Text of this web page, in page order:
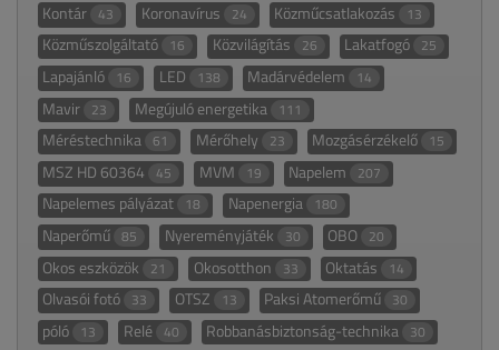
Kontár 43 Koronavírus 24 Közműcsatlakozás 13
Közműszolgáltató 16 Közvilágítás 26 Lakatfogó 25
Lapajánló 16 LED 138 Madárvédelem 14
Mavir 23 Megújuló energetika 111
Méréstechnika 61 Mérőhely 23 Mozgásérzékelő 15
MSZ HD 60364 45 MVM 19 Napelem 207
Napelemes pályázat 18 Napenergia 180
Naperőmű 85 Nyereményjáték 30 OBO 20
Okos eszközök 21 Okosotthon 33 Oktatás 14
Olvasói fotó 33 OTSZ 13 Paksi Atomerőmű 30
póló 13 Relé 40 Robbanásbiztonság-technika 30